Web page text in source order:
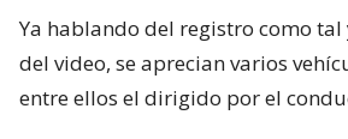
Ya hablando del registro como
del video, se aprecian varios
entre ellos el dirigido por el